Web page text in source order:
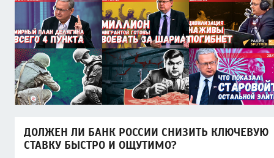
ДОЛЖЕН ЛИ БАНК РОССИИ СНИЗИТЬ КЛЮЧЕВУЮ
СТАВКУ БЫСТРО И ОЩУТИМО?